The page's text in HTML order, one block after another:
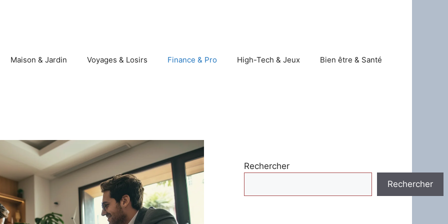
Maison & Jardin Voyages & Losirs Finance & Pro High-Tech & Jeux Bien être & Santé
Rechercher
Rechercher